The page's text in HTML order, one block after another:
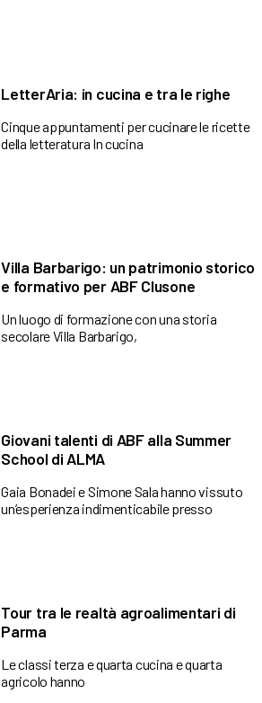
LetterAria: in cucina e tra le righe
Cinque appuntamenti per cucinare le ricette
della letteratura In cucina
Villa Barbarigo: un patrimonio storico
e formativo per ABF Clusone
Un luogo di formazione con una storia
secolare Villa Barbarigo,
Giovani talenti di ABF alla Summer
School di ALMA
Gaia Bonadei e Simone Sala hanno vissuto
un’esperienza indimenticabile presso
Tour tra le realtà agroalimentari di
Parma
Le classi terza e quarta cucina e quarta
agricolo hanno